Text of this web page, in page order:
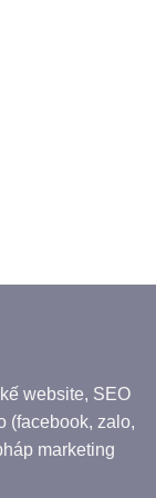
website, SEO
(facebook, zalo,
marketing